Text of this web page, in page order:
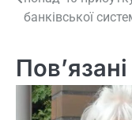
записів
банківської